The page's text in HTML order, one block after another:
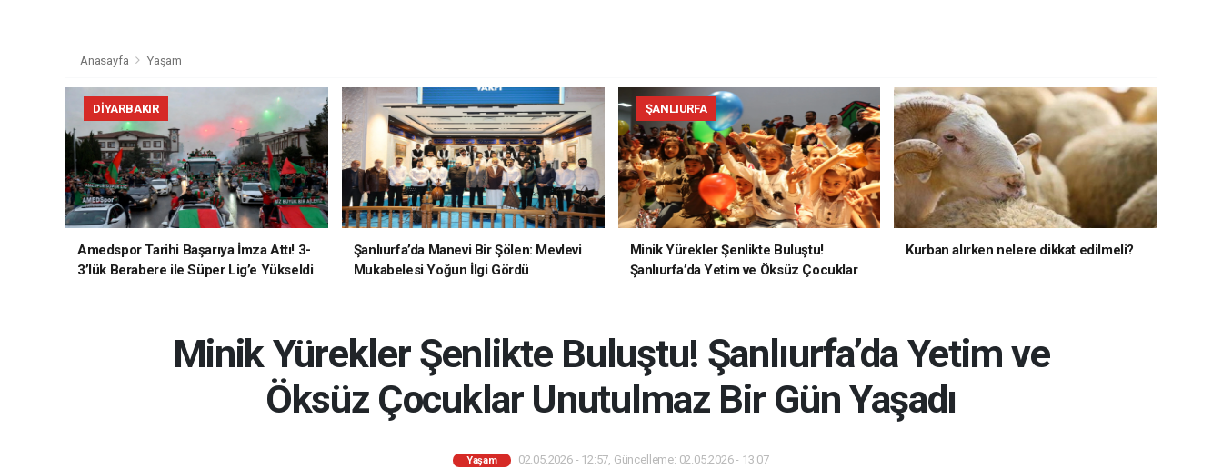
Anasayfa Yaşam
DIYARBAKIR
Amedspor Tarihi Başarıya İmza Attı! 3-
3’lük Berabere ile Süper Lig’e Yükseldi
Şanlıurfa’da Manevi Bir Şölen: Mevlevi
Mukabelesi Yoğun İlgi Gördü
ŞANLIURFA
Minik Yürekler Şenlikte Buluştu!
Şanlıurfa’da Yetim ve Öksüz Çocuklar
Kurban alırken nelere dikkat edilmeli?
Minik Yürekler Şenlikte Buluştu! Şanlıurfa’da Yetim ve
Öksüz Çocuklar Unutulmaz Bir Gün Yaşadı
Yaşam 02.05.2026 - 12:57, Güncelleme: 02.05.2026 - 13:07